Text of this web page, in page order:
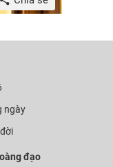
ngày
đạo